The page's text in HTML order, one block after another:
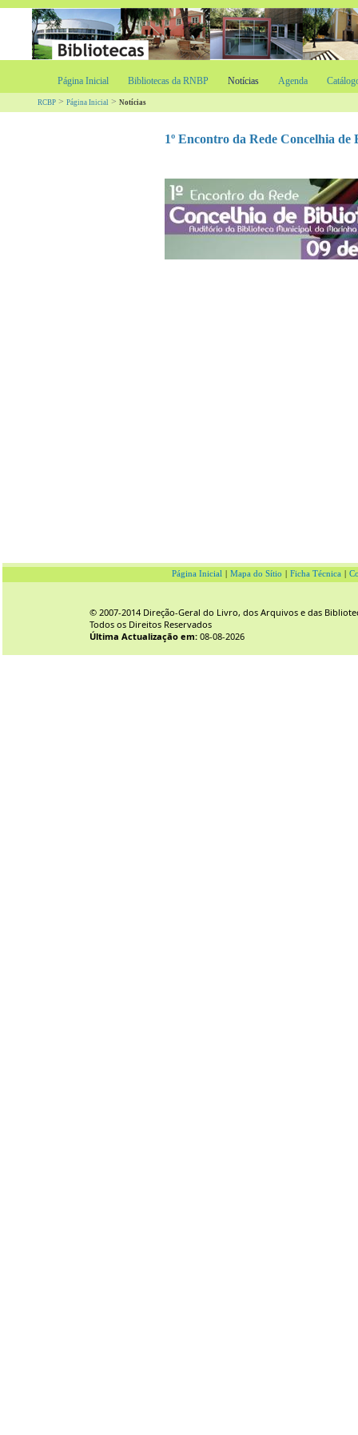
Página Inicial Bibliotecas da RNBP Notícias Agenda
RCBP > Página Inicial > Notícias
1º Encontro da Rede Concelhia
Página Inicial Mapa do Sítio Ficha Técnica
© 2007-2014 Direção-Geral do Livro, dos Arquivos e das
Todos os Direitos Reservados
Última Actualização em: 08-08-2026